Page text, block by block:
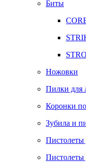
Биты
Ножовки
Пилки для
Коронки
Зубила и
Пистолеты